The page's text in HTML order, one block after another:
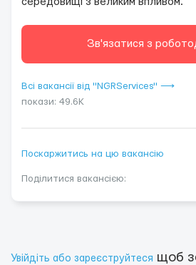
Зв'язатися з
Всі вакансії від "NGRServices" ⟶
покази: 49.6K
Поскаржитись на цю вакансію
Поділитися вакансією:
Увійдіть або зареєструйтеся щоб